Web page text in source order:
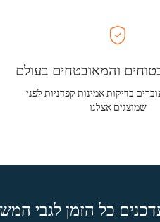
והמאובטחים בעולם
בדיקות אמינות קפדניות לפני
שמוצגים אצלנו
כל הזמן לגבי